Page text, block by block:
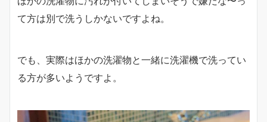
て方は別で洗うしかないですよね。
でも、実際はほかの洗濯物と一緒に洗濯機で洗ってい
る方が多いようですよ。